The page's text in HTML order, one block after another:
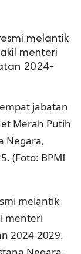
melantik
menteri
2024-
jabatan
Merah Putih
Negara,
(Foto: BPMI
melantik
menteri
2024-2029.